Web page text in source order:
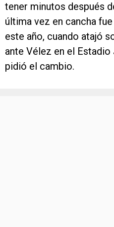
tener minutos después
última vez en cancha
este año, cuando atajó
ante Vélez en el
pidió el cambio.